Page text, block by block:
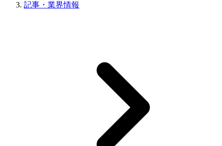
記事・業界情報